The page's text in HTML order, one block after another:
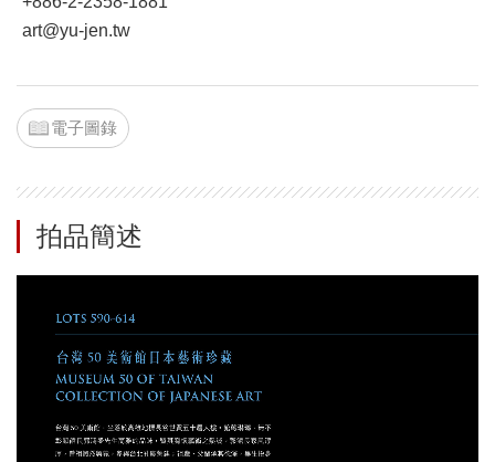
art@yu-jen.tw
電子圖錄
拍品簡述